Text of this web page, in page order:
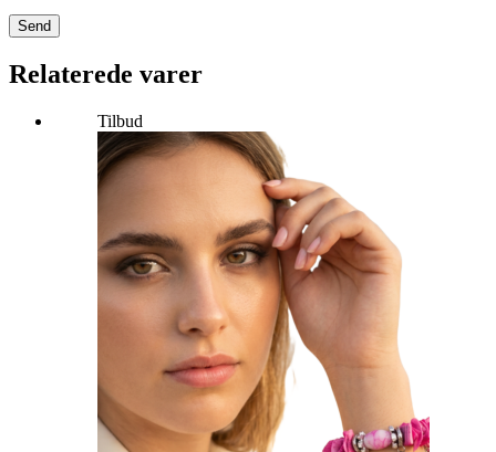
Send
Relaterede varer
Tilbud